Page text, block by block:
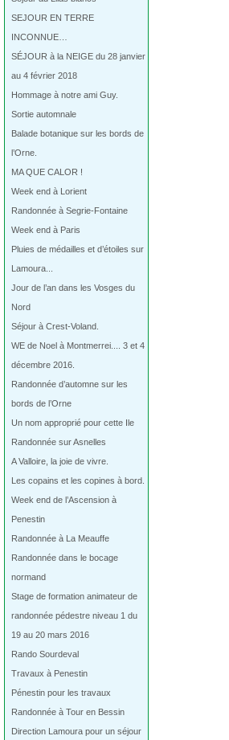
SEJOUR EN TERRE
INCONNUE…
SÉJOUR à la NEIGE du 28 janvier
au 4 février 2018
Hommage à notre ami Guy.
Sortie automnale
Balade botanique sur les bords de
l’Orne.
MA QUE CALOR !
Week end à Lorient
Randonnée à Segrie-Fontaine
Week end à Paris
Pluies de médailles et d’étoiles sur
Lamoura...
Jour de l’an dans les Vosges du
Nord
Séjour à Crest-Voland.
WE de Noel à Montmerrei.... 3 et 4
décembre 2016.
Randonnée d’automne sur les
bords de l’Orne
Un nom approprié pour cette Ile
Randonnée sur Asnelles
A Valloire, la joie de vivre.
Les copains et les copines à bord.
Week end de l’Ascension à
Penestin
Randonnée à La Meauffe
Randonnée dans le bocage
normand
Stage de formation animateur de
randonnée pédestre niveau 1 du
19 au 20 mars 2016
Rando Sourdeval
Travaux à Penestin
Pénestin pour les travaux
Randonnée à Tour en Bessin
Direction Lamoura pour un séjour